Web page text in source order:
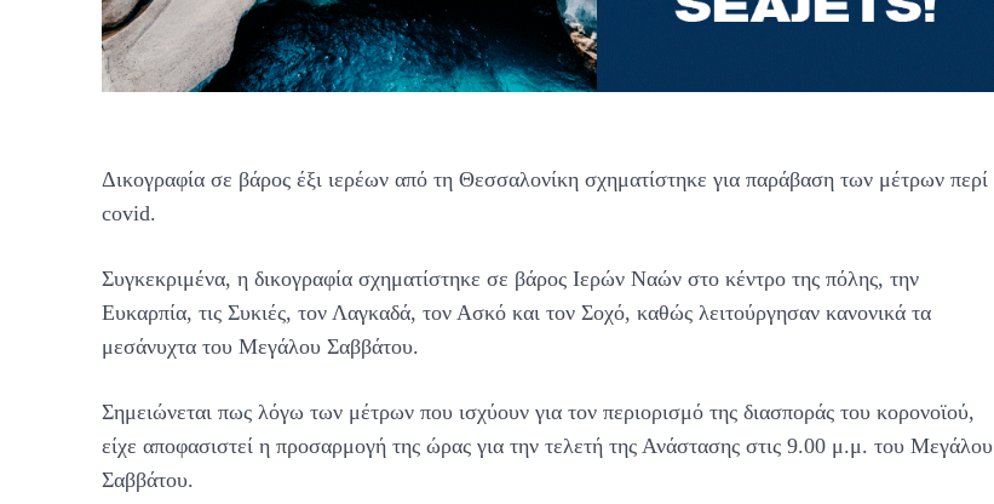
Δικογραφία σε βάρος έξι ιερέων από τη Θεσσαλονίκη σχηματίστηκε για παράβαση των μέτρων περί
covid.
Συγκεκριμένα, η δικογραφία σχηματίστηκε σε βάρος Ιερών Ναών στο κέντρο της πόλης, την
Ευκαρπία, τις Συκιές, τον Λαγκαδά, τον Ασκό και τον Σοχό, καθώς λειτούργησαν κανονικά τα
μεσάνυχτα του Μεγάλου Σαββάτου.
Σημειώνεται πως λόγω των μέτρων που ισχύουν για τον περιορισμό της διασποράς του κορονοϊού,
είχε αποφασιστεί η προσαρμογή της ώρας για την τελετή της Ανάστασης στις 9.00 μ.μ. του Μεγάλου
Σαββάτου.